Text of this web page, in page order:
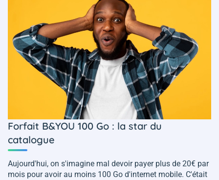
Forfait B&YOU 100 Go : la star du
catalogue
Aujourd'hui, on s'imagine mal devoir payer plus de 20€ par
mois pour avoir au moins 100 Go d'internet mobile. C'était